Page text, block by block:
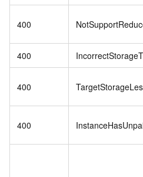
400
400
400
400